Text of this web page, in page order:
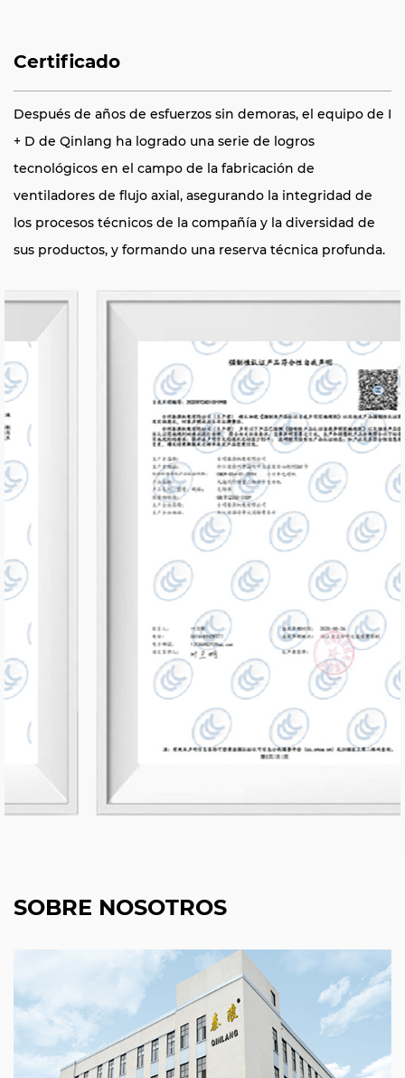
Certificado
Después de años de esfuerzos sin demoras, el equipo de I
+ D de Qinlang ha logrado una serie de logros
tecnológicos en el campo de la fabricación de
ventiladores de flujo axial, asegurando la integridad de
los procesos técnicos de la compañía y la diversidad de
sus productos, y formando una reserva técnica profunda.
SOBRE NOSOTROS